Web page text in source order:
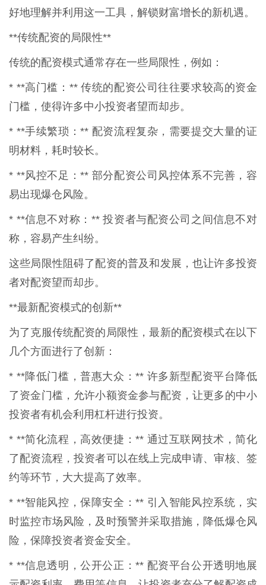
好地理解并利用这一工具，解锁财富增长的新机遇。
**传统配资的局限性**
传统的配资模式通常存在一些局限性，例如：
* **高门槛：** 传统的配资公司往往要求较高的资金
门槛，使得许多中小投资者望而却步。
* **手续繁琐：** 配资流程复杂，需要提交大量的证
明材料，耗时较长。
* **风控不足：** 部分配资公司风控体系不完善，容
易出现爆仓风险。
* **信息不对称：** 投资者与配资公司之间信息不对
称，容易产生纠纷。
这些局限性阻碍了配资的普及和发展，也让许多投资
者对配资望而却步。
**最新配资模式的创新**
为了克服传统配资的局限性，最新的配资模式在以下
几个方面进行了创新：
* **降低门槛，普惠大众：** 许多新型配资平台降低
了资金门槛，允许小额资金参与配资，让更多的中小
投资者有机会利用杠杆进行投资。
* **简化流程，高效便捷：** 通过互联网技术，简化
了配资流程，投资者可以在线上完成申请、审核、签
约等环节，大大提高了效率。
* **智能风控，保障安全：** 引入智能风控系统，实
时监控市场风险，及时预警并采取措施，降低爆仓风
险，保障投资者资金安全。
* **信息透明，公开公正：** 配资平台公开透明地展